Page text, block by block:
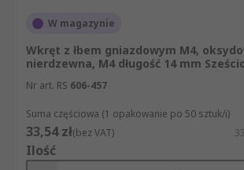
W magazynie
Wkręt z łbem gniazdowym M4,
nierdzewna, M4 długość 14 mm
Nr art. RS 606-457
Suma częściowa (1 opakowanie po 50 sztuk/i)
33,54 zł(bez VAT)
Ilość